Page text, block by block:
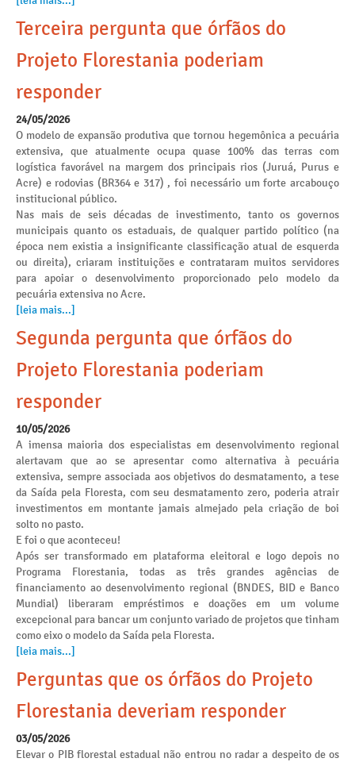
Terceira pergunta que órfãos do
Projeto Florestania poderiam
responder
24/05/2026
O modelo de expansão produtiva que tornou hegemônica a pecuária
extensiva, que atualmente ocupa quase 100% das terras com
logística favorável na margem dos principais rios (Juruá, Purus e
Acre) e rodovias (BR364 e 317) , foi necessário um forte arcabouço
institucional público.
Nas mais de seis décadas de investimento, tanto os governos
municipais quanto os estaduais, de qualquer partido político (na
época nem existia a insignificante classificação atual de esquerda
ou direita), criaram instituições e contrataram muitos servidores
para apoiar o desenvolvimento proporcionado pelo modelo da
pecuária extensiva no Acre.
[leia mais...]
Segunda pergunta que órfãos do
Projeto Florestania poderiam
responder
10/05/2026
A imensa maioria dos especialistas em desenvolvimento regional
alertavam que ao se apresentar como alternativa à pecuária
extensiva, sempre associada aos objetivos do desmatamento, a tese
da Saída pela Floresta, com seu desmatamento zero, poderia atrair
investimentos em montante jamais almejado pela criação de boi
solto no pasto.
E foi o que aconteceu!
Após ser transformado em plataforma eleitoral e logo depois no
Programa Florestania, todas as três grandes agências de
financiamento ao desenvolvimento regional (BNDES, BID e Banco
Mundial) liberaram empréstimos e doações em um volume
excepcional para bancar um conjunto variado de projetos que tinham
como eixo o modelo da Saída pela Floresta.
[leia mais...]
Perguntas que os órfãos do Projeto
Florestania deveriam responder
03/05/2026
Elevar o PIB florestal estadual não entrou no radar a despeito de os